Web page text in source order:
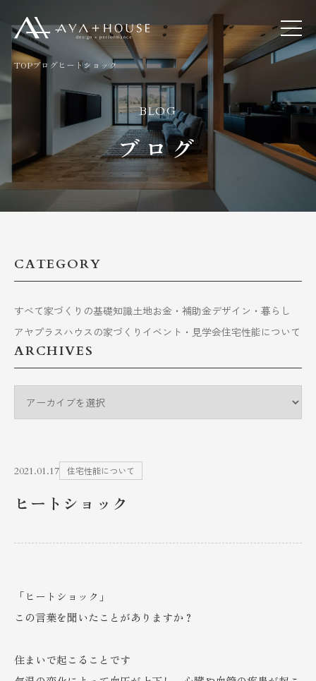
TOPブログヒートショック
BLOG
ブログ
2021.01.17 住宅性能について
ヒートショック
「ヒートショック」
この言葉を聞いたことがありますか？
住まいで起こることです
CATEGORY
すべて家づくりの基礎知識土地お金・補助金デザイン・暮らし
アヤプラスハウスの家づくり イベント・見学会住宅性能について
ARCHIVES